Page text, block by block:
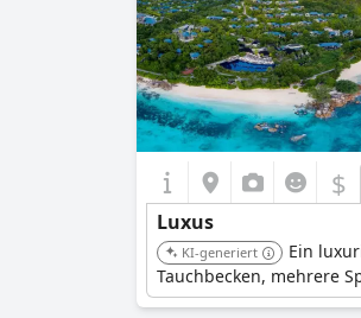
$
Luxus
KI-generiert
Ein
Tauchbecken, mehrere